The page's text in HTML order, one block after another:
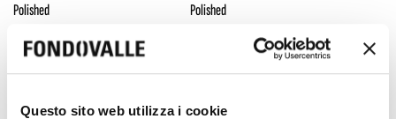
Questo sito web utilizza i cookie
Polished
Polished